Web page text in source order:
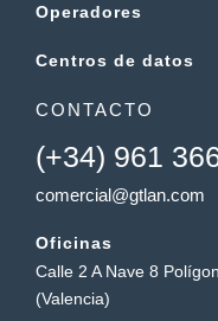
Operadores
Centros de datos
CONTACTO
(+34) 961
comercial@gtlan.com
Oficinas
Calle 2 A Nave 8
(Valencia)